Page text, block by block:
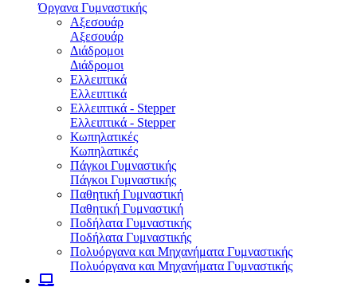
Όργανα Γυμναστικής
Αξεσουάρ
Αξεσουάρ
Διάδρομοι
Διάδρομοι
Ελλειπτικά
Ελλειπτικά
Ελλειπτικά - Stepper
Ελλειπτικά - Stepper
Κωπηλατικές
Κωπηλατικές
Πάγκοι Γυμναστικής
Πάγκοι Γυμναστικής
Παθητική Γυμναστική
Παθητική Γυμναστική
Ποδήλατα Γυμναστικής
Ποδήλατα Γυμναστικής
Πολυόργανα και Μηχανήματα Γυμναστικής
Πολυόργανα και Μηχανήματα Γυμναστικής